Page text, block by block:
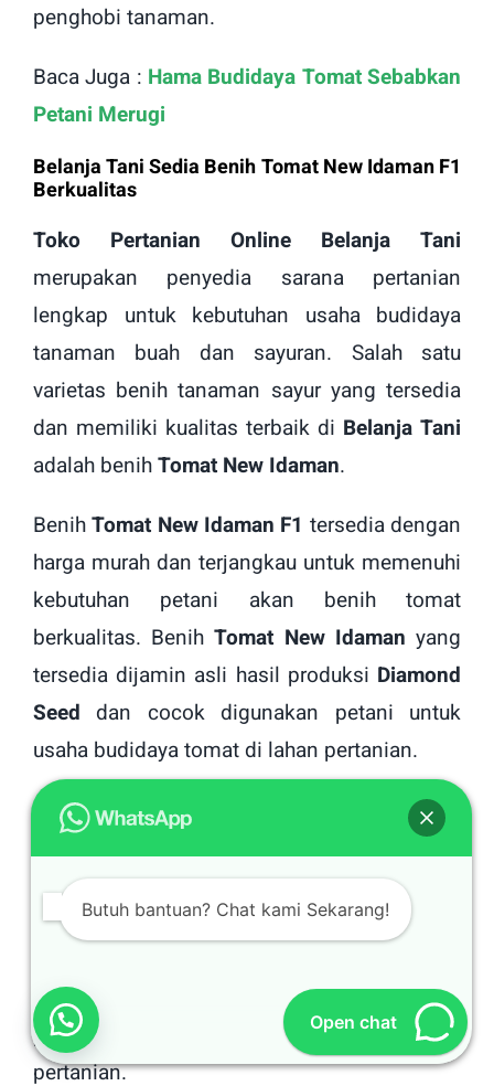
penghobi tanaman.
Baca Juga : Hama Budidaya Tomat Sebabkan
Petani Merugi
Belanja Tani Sedia Benih Tomat New Idaman F1
Berkualitas
Toko Pertanian Online Belanja Tani
merupakan penyedia sarana pertanian
lengkap untuk kebutuhan usaha budidaya
tanaman buah dan sayuran. Salah satu
varietas benih tanaman sayur yang tersedia
dan memiliki kualitas terbaik di Belanja Tani
adalah benihTomat New Idaman.
BenihTomat New Idaman F1 tersedia dengan
harga murah dan terjangkau untuk memenuhi
kebutuhan petani akan benih tomat
berkualitas. BenihTomat New Idamanyang
tersedia dijamin asli hasil produksi Diamond
Seed dan cocok digunakan petani untuk
usaha budidaya tomat di lahan pertanian.
Selain menyediakan benih
Tomat New
juga menjual berbagai macam sarana
pertanian pendukung budidaya tomat. Sarana
tersedia diantaranya adalah pupuk pertanian,
pestisida, zat pengatur tumbuh, dan peralatan
pertanian.
Butuh bantuan? Chat kami Sekarang!
Open chat